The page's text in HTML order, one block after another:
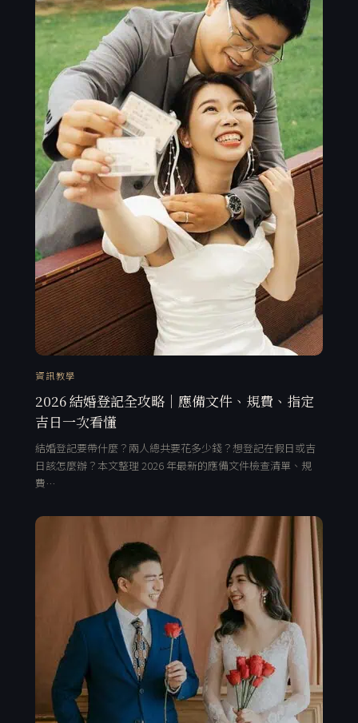
資訊教學
2026 結婚登記全攻略｜應備文件、規費、指定
吉日一次看懂
結婚登記要帶什麼？兩人總共要花多少錢？想登記在假日或吉
日該怎麼辦？本文整理 2026 年最新的應備文件檢查清單、規
費…